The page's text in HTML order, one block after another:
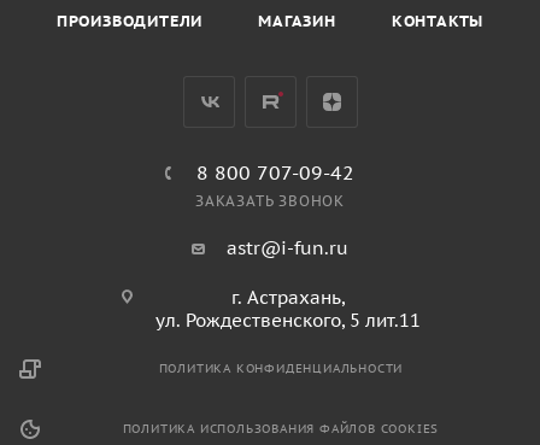
ПРОИЗВОДИТЕЛИ МАГАЗИН КОНТАКТЫ
8 800 707-09-42
ЗАКАЗАТЬ ЗВОНОК
astr@i-fun.ru
г. Астрахань,
ул. Рождественского, 5 лит.11
ПОЛИТИКА КОНФИДЕНЦИАЛЬНОСТИ
ПОЛИТИКА ИСПОЛЬЗОВАНИЯ ФАЙЛОВ COOKIES